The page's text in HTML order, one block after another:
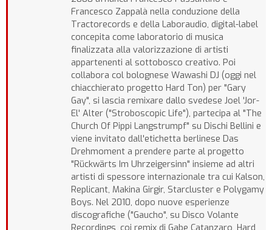
Francesco Zappalà nella conduzione della
Tractorecords e della Laboraudio, digital-label
concepita come laboratorio di musica
finalizzata alla valorizzazione di artisti
appartenenti al sottobosco creativo. Poi
collabora col bolognese Wawashi DJ (oggi nel
chiacchierato progetto Hard Ton) per "Gary
Gay", si lascia remixare dallo svedese Joel 'Jor-
El' Alter ("Stroboscopic Life"), partecipa al "The
Church Of Pippi Langstrumpf" su Dischi Bellini e
viene invitato dall'etichetta berlinese Das
Drehmoment a prendere parte al progetto
"Rückwärts Im Uhrzeigersinn" insieme ad altri
artisti di spessore internazionale tra cui Kalson,
Replicant, Makina Girgir, Starcluster e Polygamy
Boys. Nel 2010, dopo nuove esperienze
discografiche ("Gaucho", su Disco Volante